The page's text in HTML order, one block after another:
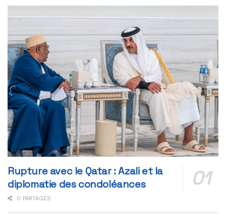
Rupture avec le Qatar : Azali et la
diplomatie des condoléances
0 PARTAGES